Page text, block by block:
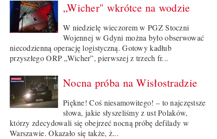
„Wicher" wkrótce na wodzie
W niedzielę wieczorem w PGZ Stoczni
Wojennej w Gdyni można było obserwować
niecodzienną operację logistyczną. Gotowy kadłub
przyszłego ORP „Wicher”, pierwszej z trzech fr...
Nocna próba na Wisłostradzie
Piękne! Coś niesamowitego! – to najczęstsze
słowa, jakie słyszeliśmy z ust Polaków,
którzy zdecydowali się obejrzeć nocną próbę defilady w
Warszawie. Okazało się także, ż...